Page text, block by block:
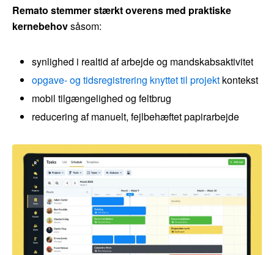
Remato stemmer stærkt overens med praktiske
kernebehovsåsom:
synlighed i realtid af arbejde og mandskabsaktivitet
opgave- og tidsregistrering knyttet til projekt kontekst
mobil tilgængelighed og feltbrug
reducering af manuelt, fejlbehæftet papirarbejde